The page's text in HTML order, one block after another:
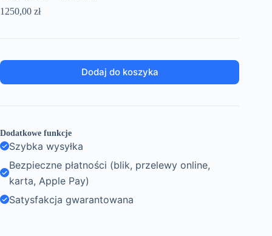
1250,00 zł
Dodaj do koszyka
Dodatkowe funkcje
Szybka wysyłka
Bezpieczne płatności (blik, przelewy online,
karta, Apple Pay)
Satysfakcja gwarantowana